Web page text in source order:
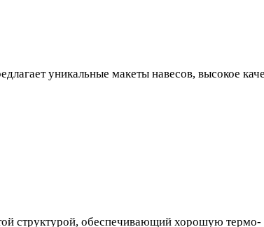
уникальные макеты навесов, высокое
структурой, обеспечивающий хорошую